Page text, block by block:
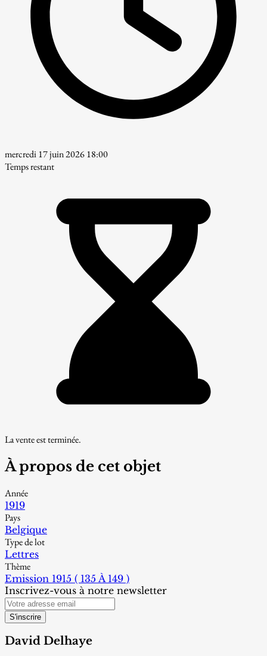
mercredi 17 juin 2026 18:00
Temps restant
La vente est terminée.
À propos de cet objet
Année
1919
Pays
Belgique
Type de lot
Lettres
Thème
Emission 1915 ( 135 À 149 )
Inscrivez-vous à notre newsletter
S'inscrire
David Delhaye